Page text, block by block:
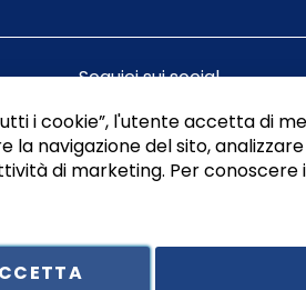
Seguici sui social
i cookie”, l'utente accetta di
la navigazione del sito,
di marketing. Per conoscere